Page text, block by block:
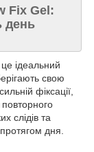
Fix Gel:
день
ідеальний
свою
фіксації,
слідів та
дня.